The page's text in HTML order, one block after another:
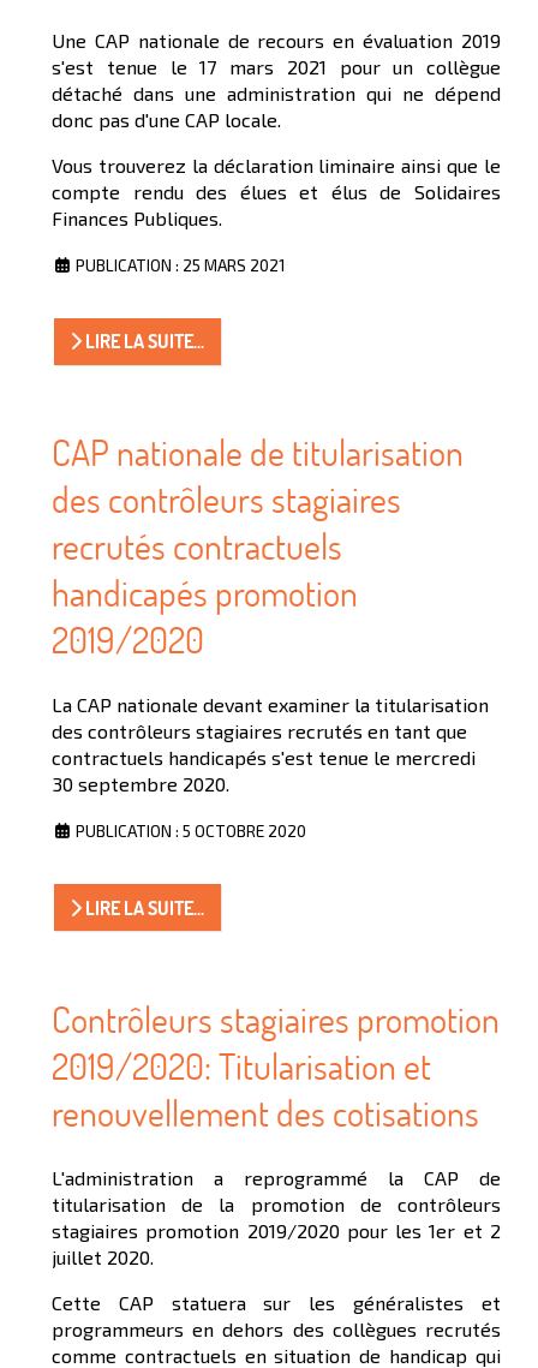
Une CAP nationale de recours en évaluation 2019
s'est tenue le 17 mars 2021 pour un collègue
détaché dans une administration qui ne dépend
donc pas d'une CAP locale.
Vous trouverez la déclaration liminaire ainsi que le
compte rendu des élues et élus de Solidaires
Finances Publiques.
PUBLICATION : 25 MARS 2021
LIRE LA SUITE...
CAP nationale de titularisation
des contrôleurs stagiaires
recrutés contractuels
handicapés promotion
2019/2020
La CAP nationale devant examiner la titularisation
des contrôleurs stagiaires recrutés en tant que
contractuels handicapés s'est tenue le mercredi
30 septembre 2020.
PUBLICATION : 5 OCTOBRE 2020
LIRE LA SUITE...
Contrôleurs stagiaires promotion
2019/2020: Titularisation et
renouvellement des cotisations
L'administration a reprogrammé la CAP de
titularisation de la promotion de contrôleurs
stagiaires promotion 2019/2020 pour les 1er et 2
juillet 2020.
Cette CAP statuera sur les généralistes et
programmeurs en dehors des collègues recrutés
comme contractuels en situation de handicap qui